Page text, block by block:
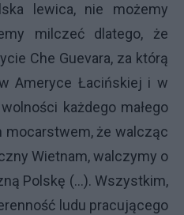
lewica, nie możemy
milczeć dlatego, że
Che Guevara, za którą
Ameryce Łacińskiej i w
każdego małego
mocarstwem, że walcząc
Wietnam, walczymy o
Polskę (…). Wszystkim,
ludu pracującego